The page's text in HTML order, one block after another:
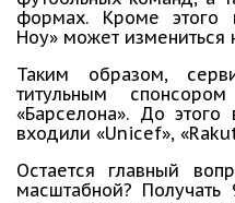
формах. Кроме этого
Ноу» может
Таким образом,
титульным
«Барселона». До этого
входили «Unicef»,
Остается главный
масштабной?